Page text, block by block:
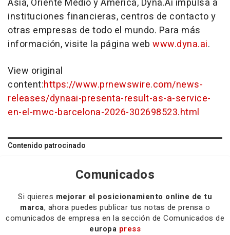
Asia, Oriente Medio y América, Dyna.Ai impulsa a
instituciones financieras, centros de contacto y
otras empresas de todo el mundo. Para más
información, visite la página web www.dyna.ai.
View original
content:https://www.prnewswire.com/news-
releases/dynaai-presenta-result-as-a-service-
en-el-mwc-barcelona-2026-302698523.html
Contenido patrocinado
Comunicados
Si quieres mejorar el posicionamiento online de tu
marca, ahora puedes publicar tus notas de prensa o
comunicados de empresa en la sección de Comunicados de
europa press